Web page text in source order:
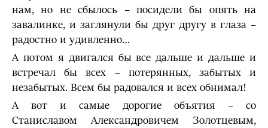
нам, но не сбылось – посидели бы опять на
завалинке, и заглянули бы друг другу в глаза –
радостно и удивленно…
А потом я двигался бы все дальше и дальше и
встречал бы всех – потерянных, забытых и
незабытых. Всем бы радовался и всех обнимал!
А вот и самые дорогие объятия – со
Станиславом Александровичем Золотцевым,